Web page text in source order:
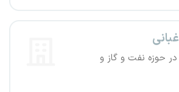
حوزه نفت و گاز و